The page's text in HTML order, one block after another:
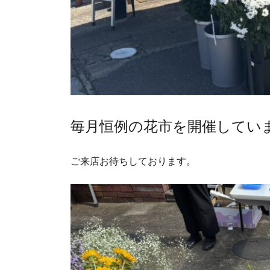
毎月恒例の花市を開催してい
ご来店お待ちしております。